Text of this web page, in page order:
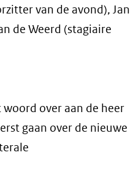
van de avond), Jan
de Weerd (stagiaire
over aan de heer
gaan over de nieuwe